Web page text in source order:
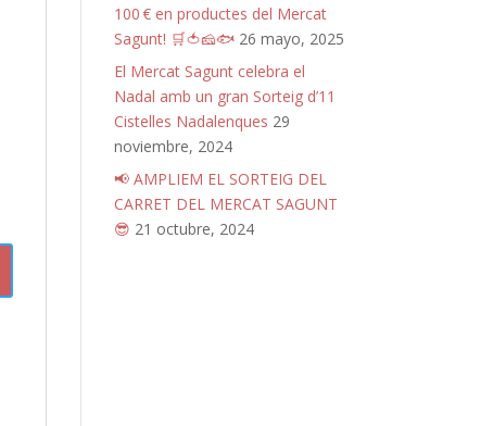
100 € en productes del Mercat
Sagunt! 🛒🍅🧀🐟 26 mayo, 2025
El Mercat Sagunt celebra el
Nadal amb un gran Sorteig d’11
Cistelles Nadalenques 29
noviembre, 2024
📢 AMPLIEM EL SORTEIG DEL
CARRET DEL MERCAT SAGUNT
😎 21 octubre, 2024